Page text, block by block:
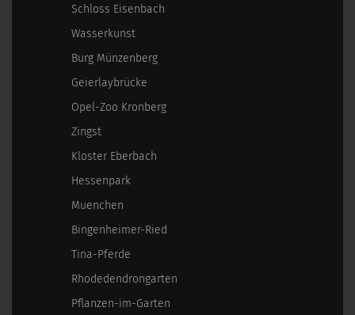
Schloss Eisenbach
Wasserkunst
Burg Münzenberg
Geierlaybrücke
Opel-Zoo Kronberg
Zingst
Kloster Eberbach
Hessenpark
Muenchen
Bingenheimer-Ried
Tina-Pferde
Rhodedendrongarten
Pflanzen-im-Garten